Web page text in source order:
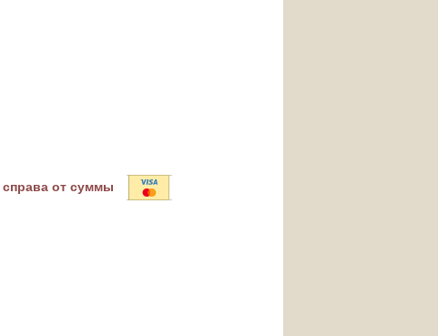
от суммы